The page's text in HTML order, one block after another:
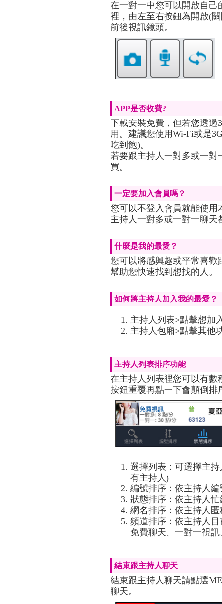
在一對一中您可以開啟自己
裡，由左至右按鈕為開啟(
前後視訊鏡頭。
APP是否收費?
下載安裝免費，但若您透過
用。建議您使用Wi-Fi或是
吃到飽)。
若要跟主持人一對多或一對
買。
一定要加入會員嗎？
您可以不登入會員就能使用
主持人一對多或一對一聊天
什麼是我的最愛？
您可以將感興趣或平常喜歡
幫助您快速找到想找的人。
如何將主持人加入我的最愛？
主持人列表>點擊想加
主持人包廂>點擊其他
主持人列表排序功能
在主持人列表裡您可以有數
按鈕重覆再點一下會顛倒排
選擇列表：可選擇主
有主持人)
編號排序：依主持人編
狀態排序：依主持人
網名排序：依主持人匿
頻道排序：依主持人
免費聊天、一對一視
結束跟主持人聊天
結束跟主持人聊天請點選
聊天。